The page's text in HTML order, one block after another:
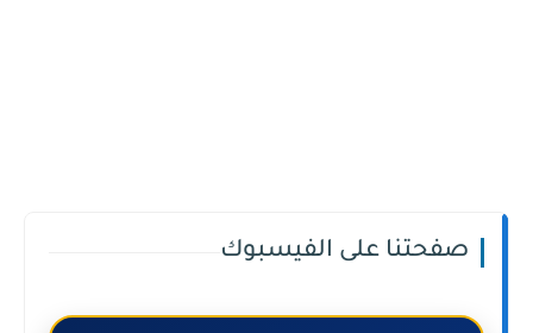
صفحتنا على الفيسبوك